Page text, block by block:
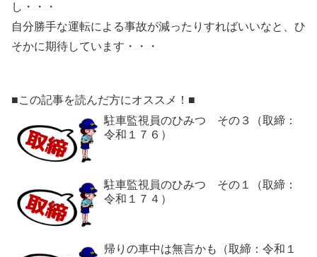
し・・・
自分勝手な運転による事故が減ったりすればいいなと、ひ
そかに期待しています・・・
■この記事を読んだ方にオススメ！■
駐車監視員のひみつ その３（取締：
令和１７６）
駐車監視員のひみつ その１（取締：
令和１７４）
帰りの車中は無言かも（取締：令和１